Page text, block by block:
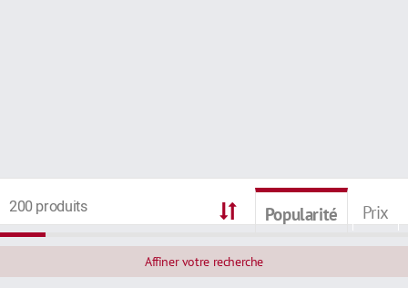
200 produits Popularité Prix
Affiner votre recherche